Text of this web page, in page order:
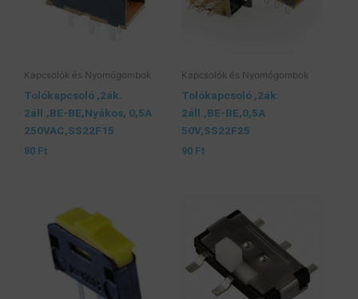
Kapcsolók és Nyomógombok
Tolókapcsoló ,2ák.
2áll.,BE-BE,Nyákos, 0,5A
250VAC,SS22F15
80 Ft
Kapcsolók és Nyomógombok
Tolókapcsoló ,2ák.
2áll.,BE-BE,0,5A
50V,SS22F25
90 Ft